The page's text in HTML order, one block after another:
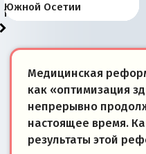
победители
«переобувании» хозяев
суверенной экономике
Анкориджа
внутренней политике
отношениям с Россией?
Южной Осетии
Медицинская
как «оптимизация
непрерывно
настоящее время.
результаты этой